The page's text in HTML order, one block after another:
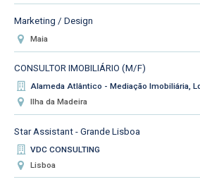
Marketing / Design
Maia
CONSULTOR IMOBILIÁRIO (M/F)
Alameda Atlântico - Mediação Imobiliária,
Ilha da Madeira
Star Assistant - Grande Lisboa
VDC CONSULTING
Lisboa